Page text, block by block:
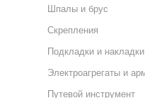
Шпалы и брус
Скрепления
Подкладки и накладки
Электроагрегаты и
Путевой инструмент